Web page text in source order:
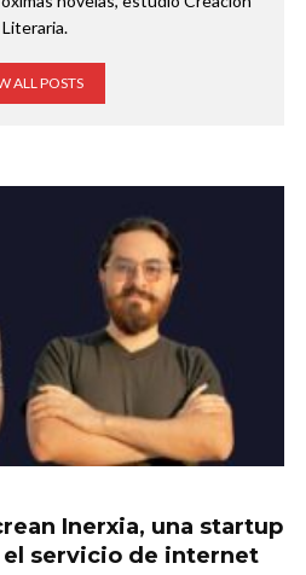
Literaria.
ALL POSTS
Inerxia, una startup
el servicio de internet